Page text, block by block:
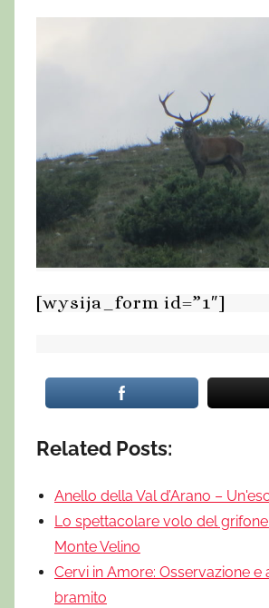
[wysija_form id=”1″]
Related Posts:
Anello della Val d’Arano –
Lo spettacolare volo del
Monte Velino
Cervi in Amore: Osservazione e
bramito